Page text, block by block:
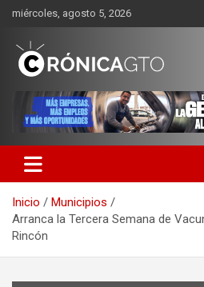
Saltar
contenido
miércoles, agosto 5, 2026
CRONICA
Inicio
Municipios
Arranca la Tercera Semana de
Rincón